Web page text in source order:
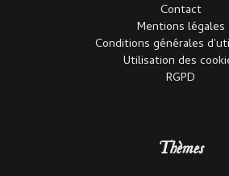
Contact
Mentions légales
Conditions générales
Utilisation des
RGPD
Thèmes